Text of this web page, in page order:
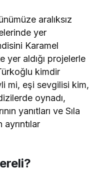
aralıksız
yer
Karamel
yer aldığı projelerle
kimdir
mi, eşi sevgilisi kim,
oynadı,
yanıtları ve Sıla